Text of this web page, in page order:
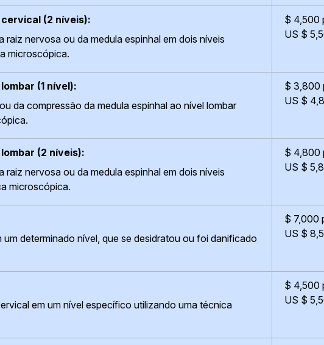
(2 níveis):
nervosa ou da medula espinhal em dois níveis
microscópica.
$ 4,500
US $
(1 nível):
da compressão da medula espinhal ao nível lombar
$ 3,800
US $
(2 níveis):
nervosa ou da medula espinhal em dois níveis
microscópica.
$ 4,800
US $
determinado nível, que se desidratou ou foi danificado
$ 7,000
US $
em um nível específico utilizando uma técnica
$ 4,500
US $